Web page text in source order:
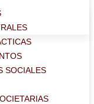
SOCIALES